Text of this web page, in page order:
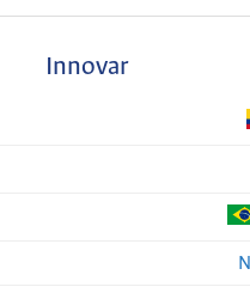
Innovar